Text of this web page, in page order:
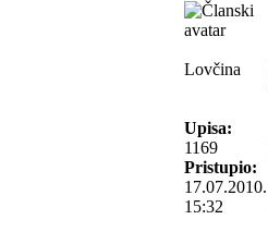
Lovčina
Upisa:
1169
Pristupio:
17.07.2010.
15:32